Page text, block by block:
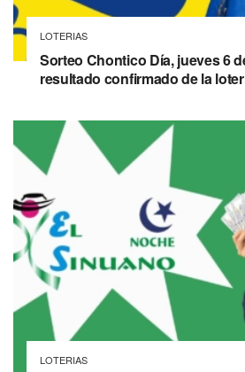
LOTERIAS
Sorteo Chontico Día, jueves 6
resultado confirmado de la
LOTERIAS